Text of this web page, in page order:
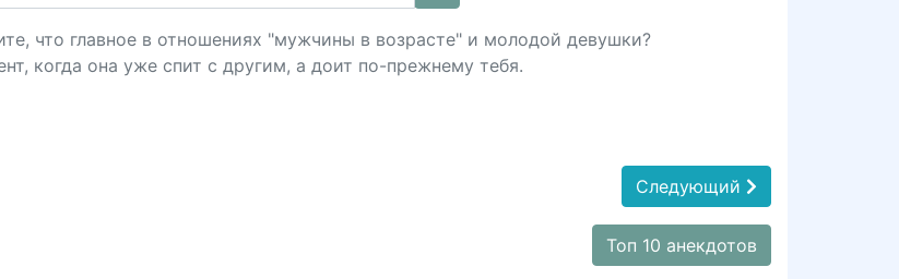
что главное в отношениях "мужчины в возрасте" и молодой девушки?
когда она уже спит с другим, а доит по-прежнему тебя.
Следующий
Топ 10 анекдотов